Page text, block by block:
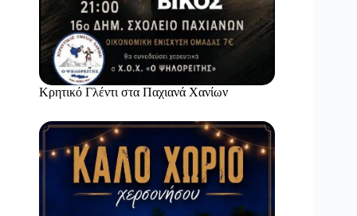
Κρητικό Γλέντι στα Παχιανά Χανίων